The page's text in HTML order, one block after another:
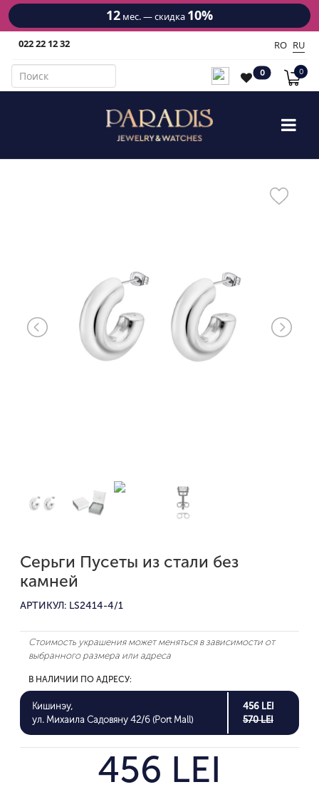
12 мес. — скидка 10%
022 22 12 32 RO RU
0 0
Серьги Пусеты из стали без
камней
АРТИКУЛ: LS2414-4/1
Стоимость украшения может меняться в зависимости от
выбранного размера или адреса
В НАЛИЧИИ ПО АДРЕСУ:
Кишинэу,
ул. Михаила Садовяну 42/6 (Port Mall)
456 LEI
570 LEI
456 LEI